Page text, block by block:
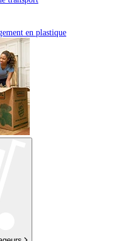
en plastique